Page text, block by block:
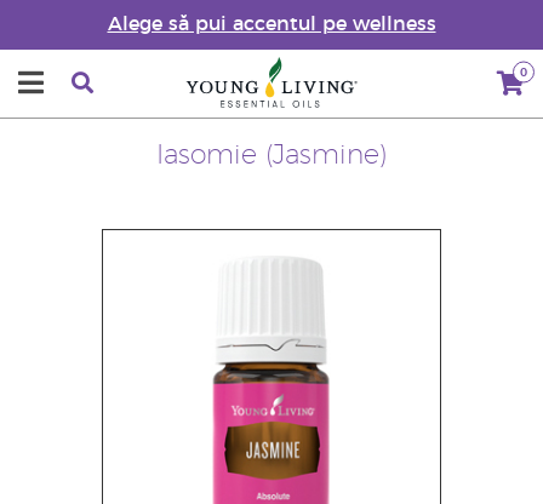
Alege să pui accentul pe wellness
0
Iasomie (Jasmine)